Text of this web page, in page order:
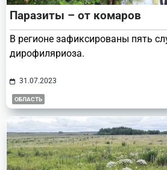
Паразиты – от комаров
В регионе зафиксированы пять
дирофиляриоза.
31.07.2023
ОБЛАСТЬ